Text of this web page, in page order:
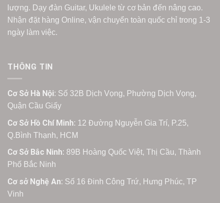
lượng. Dạy đàn Guitar, Ukulele từ cơ bản đến nâng cao.
Nhận đặt hàng Online, vận chuyển toàn quốc chỉ trong 1-3
ngày làm việc.
THÔNG TIN
Cơ Sở Hà Nội: Số 32B Dịch Vọng, Phường Dịch Vọng,
Quận Cầu Giấy
Cơ Sở Hồ Chí Minh: 12 Đường Nguyễn Gia Trí, P.25,
Q.Bình Thạnh, HCM
Cơ Sở Bắc Ninh: 89B Hoàng Quốc Việt, Thị Cầu, Thành
Phố Bắc Ninh
Cơ sở Nghệ An: Số 16 Đinh Công Trứ, Hưng Phúc, TP
Vinh